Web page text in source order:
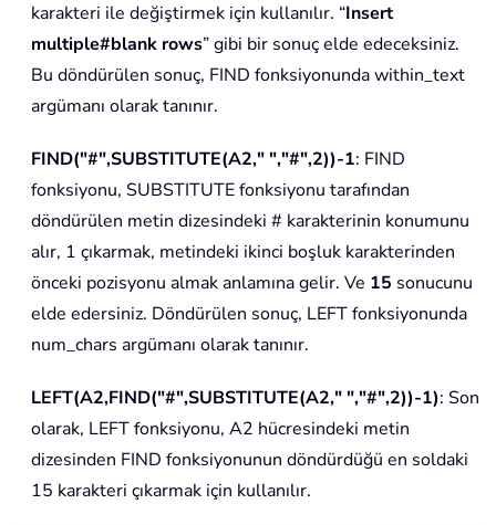
karakteri ile değiştirmek için kullanılır. “Insert
multiple#blank rows” gibi bir sonuç elde edeceksiniz.
Bu döndürülen sonuç, FIND fonksiyonunda within_text
argümanı olarak tanınır.
FIND("#",SUBSTITUTE(A2," ","#",2))-1: FIND
fonksiyonu, SUBSTITUTE fonksiyonu tarafından
döndürülen metin dizesindeki # karakterinin konumunu
alır, 1 çıkarmak, metindeki ikinci boşluk karakterinden
önceki pozisyonu almak anlamına gelir. Ve 15 sonucunu
elde edersiniz. Döndürülen sonuç, LEFT fonksiyonunda
num_chars argümanı olarak tanınır.
LEFT(A2,FIND("#",SUBSTITUTE(A2," ","#",2))-1): Son
olarak, LEFT fonksiyonu, A2 hücresindeki metin
dizesinden FIND fonksiyonunun döndürdüğü en soldaki
15 karakteri çıkarmak için kullanılır.